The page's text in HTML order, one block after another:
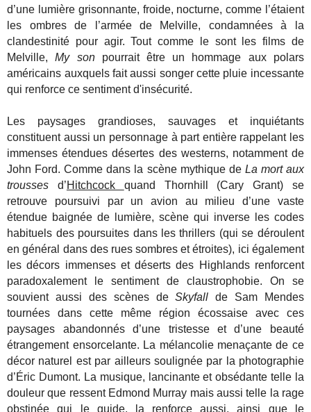
d’une lumière grisonnante, froide, nocturne, comme l’étaient
les ombres de l’armée de Melville, condamnées à la
clandestinité pour agir. Tout comme le sont les films de
Melville,My sonpourrait être un hommage aux polars
américains auxquels fait aussi songer cette pluie incessante
qui renforce ce sentiment d'insécurité.
Les paysages grandioses, sauvages et inquiétants
constituent aussi un personnage à part entière rappelant les
immenses étendues désertes des westerns, notamment de
John Ford.Comme dans la scène mythique de La mort aux
trousses d’Hitchcock quand Thornhill (Cary Grant) se
retrouve poursuivi par un avion au milieu d’une vaste
étendue baignée de lumière, scène qui inverse les codes
habituels des poursuites dans les thrillers (qui se déroulent
en général dans des rues sombres et étroites), ici également
les décors immenses et déserts des Highlands renforcent
paradoxalement le sentiment de claustrophobie. On se
souvient aussi des scènes deSkyfall de Sam Mendes
tournées dans cette même région écossaise avec ces
paysages abandonnés d’une tristesse et d’une beauté
étrangement ensorcelante. La mélancolie menaçante de ce
décor naturel est par ailleurs soulignée par la photographie
d’Éric Dumont. La musique, lancinante et obsédante telle la
douleur que ressent Edmond Murray mais aussi telle la rage
obstinée qui le guide, la renforce aussi, ainsi que le